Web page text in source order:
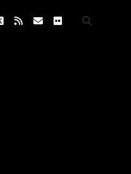
twitterrss emailflickr